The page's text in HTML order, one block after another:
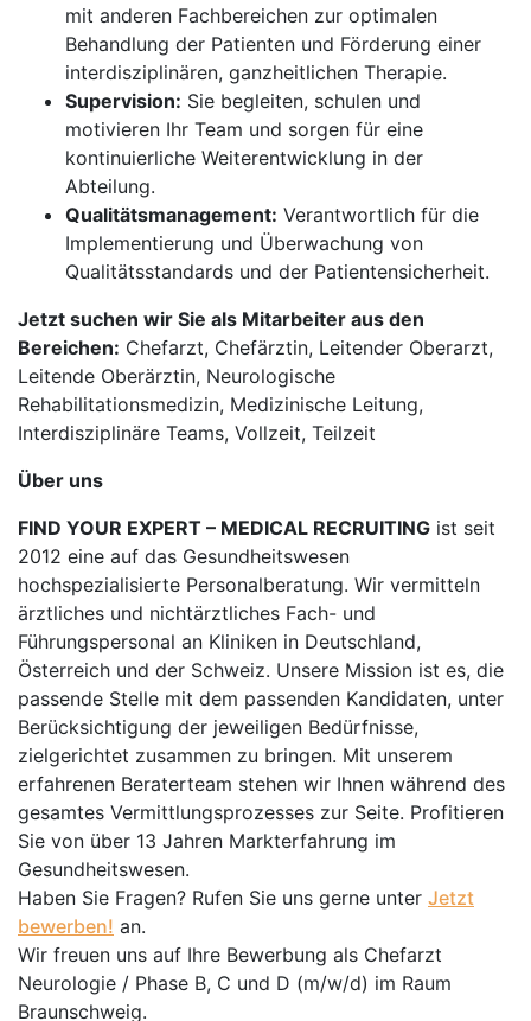
mit anderen Fachbereichen zur optimalen
Behandlung der Patienten und Förderung einer
interdisziplinären, ganzheitlichen Therapie.
Supervision: Sie begleiten, schulen und
motivieren Ihr Team und sorgen für eine
kontinuierliche Weiterentwicklung in der
Abteilung.
Qualitätsmanagement: Verantwortlich für die
Implementierung und Überwachung von
Qualitätsstandards und der Patientensicherheit.
Jetzt suchen wir Sie als Mitarbeiter aus den
Bereichen: Chefarzt, Chefärztin, Leitender Oberarzt,
Leitende Oberärztin, Neurologische
Rehabilitationsmedizin, Medizinische Leitung,
Interdisziplinäre Teams, Vollzeit, Teilzeit
Über uns
FIND YOUR EXPERT – MEDICAL RECRUITING ist seit
2012 eine auf das Gesundheitswesen
hochspezialisierte Personalberatung. Wir vermitteln
ärztliches und nichtärztliches Fach- und
Führungspersonal an Kliniken in Deutschland,
Österreich und der Schweiz. Unsere Mission ist es, die
passende Stelle mit dem passenden Kandidaten, unter
Berücksichtigung der jeweiligen Bedürfnisse,
zielgerichtet zusammen zu bringen. Mit unserem
erfahrenen Beraterteam stehen wir Ihnen während des
gesamtes Vermittlungsprozesses zur Seite. Profitieren
Sie von über 13 Jahren Markterfahrung im
Gesundheitswesen.
Haben Sie Fragen? Rufen Sie uns gerne unter Jetzt
bewerben! an.
Wir freuen uns auf Ihre Bewerbung als Chefarzt
Neurologie / Phase B, C und D (m/w/d) im Raum
Braunschweig.